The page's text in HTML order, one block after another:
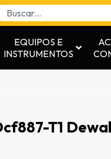
EQUIPOS E
INSTRUMENTOS
T1